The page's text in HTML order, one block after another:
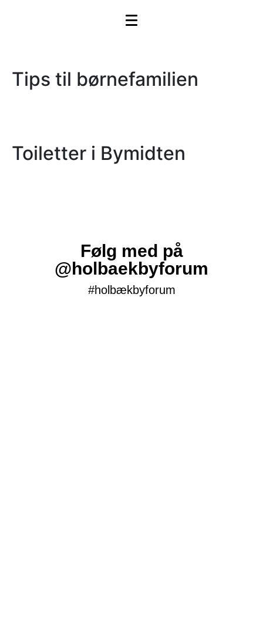
Tips til børnefamilien
Toiletter i Bymidten
Følg med på
@holbaekbyforum
#holbækbyforum